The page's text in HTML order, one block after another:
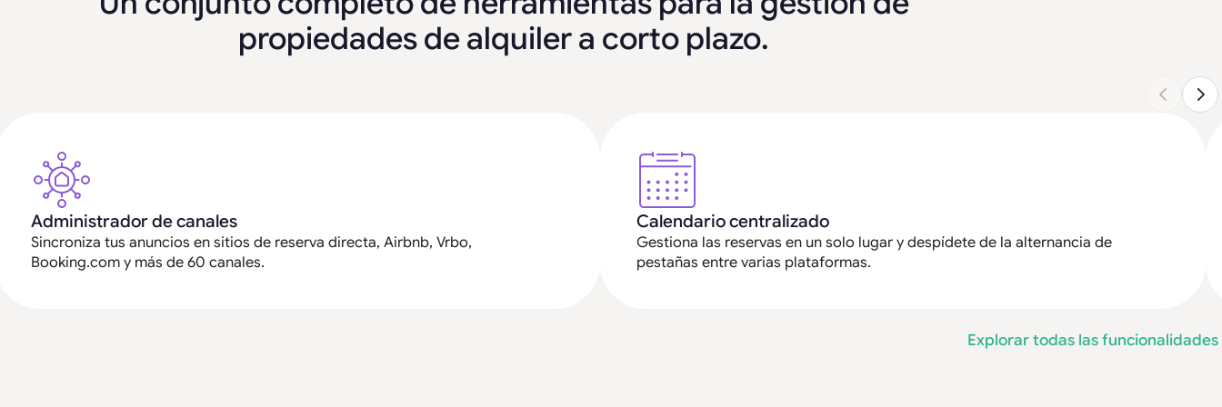
propiedades de alquiler a corto plazo.
Administrador de canales
Sincroniza tus anuncios en sitios de reserva directa, Airbnb, Vrbo,
Booking.com y más de 60 canales.
Calendario centralizado
Gestiona las reservas en un solo lugar y despídete de la alternancia de
pestañas entre varias plataformas.
Explorar todas las funcionalidades